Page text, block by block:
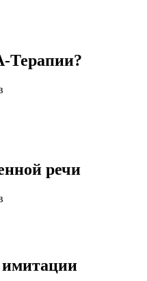
Терапии?
речи